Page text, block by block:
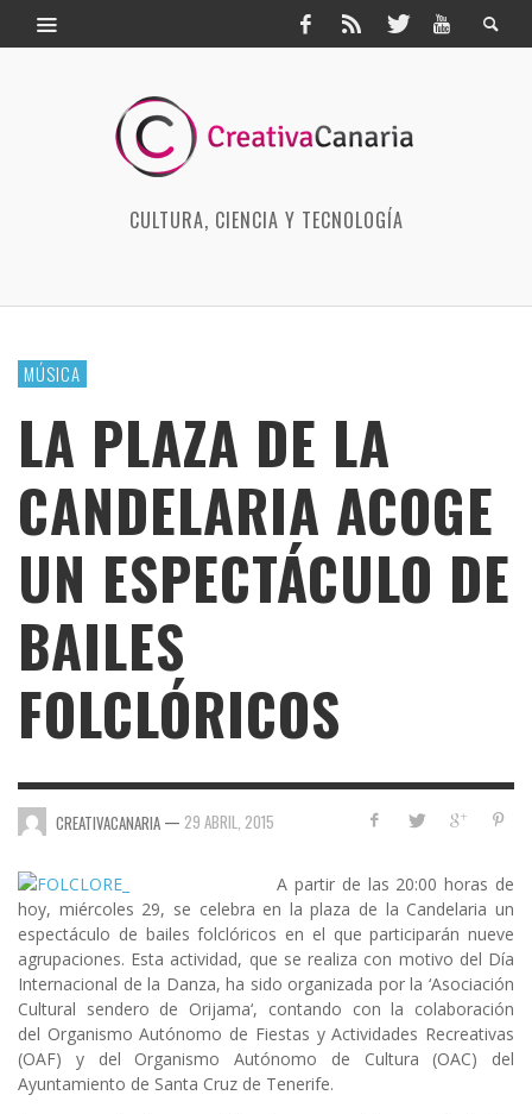
CULTURA, CIENCIA Y TECNOLOGÍA
MÚSICA
LA PLAZA DE LA
CANDELARIA ACOGE
UN ESPECTÁCULO DE
BAILES
FOLCLÓRICOS
CREATIVACANARIA — 29 ABRIL, 2015
A partir de las 20:00 horas de
hoy, miércoles 29, se celebra en la plaza de la Candelaria un
espectáculo de bailes folclóricos en el que participarán nueve
agrupaciones. Esta actividad, que se realiza con motivo del Día
Internacional de la Danza, ha sido organizada por la ‘Asociación
Cultural sendero de Orijama‘, contando con la colaboración
del Organismo Autónomo de Fiestas y Actividades Recreativas
(OAF) y del Organismo Autónomo de Cultura (OAC) del
Ayuntamiento de Santa Cruz de Tenerife.